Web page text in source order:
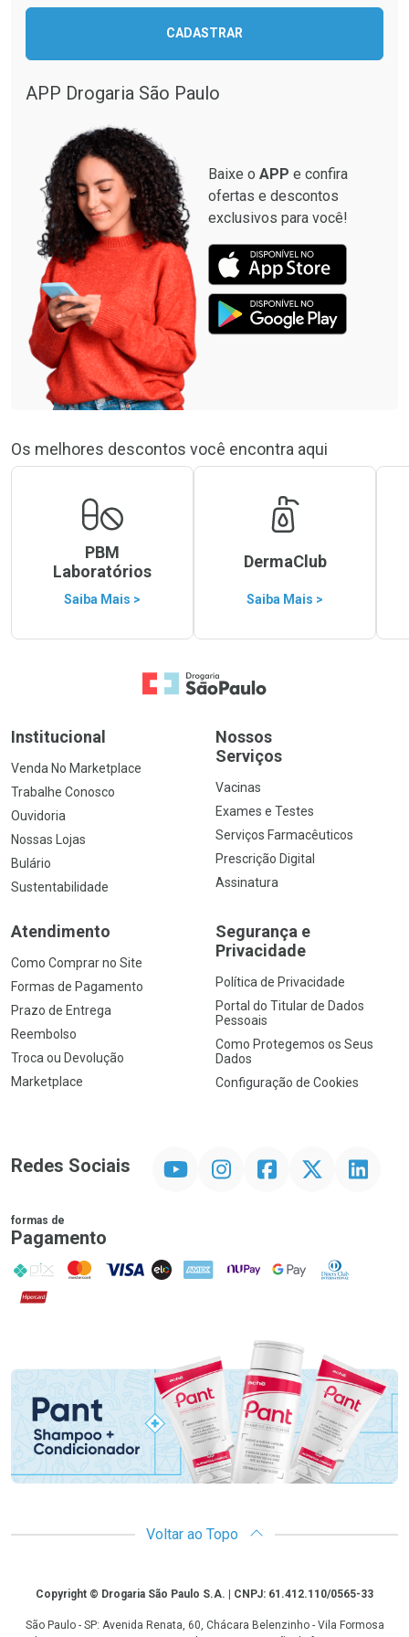
CADASTRAR
APP Drogaria São Paulo
Baixe o APP e confira
ofertas e descontos
exclusivos para você!
Os melhores descontos você encontra aqui
PBM
Laboratórios
Saiba Mais >
DermaClub
Saiba Mais >
Ir para a Home
Institucional
Venda No Marketplace
Trabalhe Conosco
Ouvidoria
Nossas Lojas
Bulário
Sustentabilidade
Nossos
Serviços
Vacinas
Exames e Testes
Serviços Farmacêuticos
Prescrição Digital
Assinatura
Atendimento
Como Comprar no Site
Formas de Pagamento
Prazo de Entrega
Reembolso
Troca ou Devolução
Marketplace
Segurança e
Privacidade
Política de Privacidade
Portal do Titular de Dados
Pessoais
Como Protegemos os Seus
Dados
Configuração de Cookies
Redes Sociais InstagramFacebookTwitter Linkedin
formas de
Pagamento
PIX MasterCard
VISA ELO AMEX NuPay Google PayDiners Club
Hipercard
Promoção em Destaque
Voltar ao Topo
CopyrightCopyright © Drogaria São Paulo S.A. | CNPJ: 61.412.110/0565-33
São Paulo - SP: Avenida Renata, 60, Chácara Belenzinho - Vila Formosa